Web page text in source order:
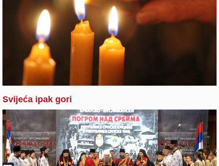
Svijeća ipak gori